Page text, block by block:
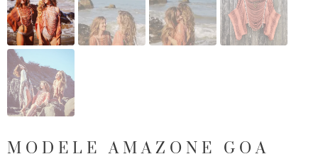
MODÈLE AMAZONE GOA